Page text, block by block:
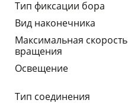
Тип фиксации бора
Вид наконечника
Максимальная скорость
вращения
Освещение
Тип соединения